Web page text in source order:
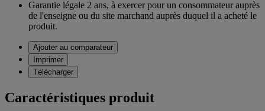
Garantie légale 2 ans, à exercer pour un consommateur auprès
de l'enseigne ou du site marchand auprès duquel il a acheté le
produit.
Ajouter au comparateur
Imprimer
Télécharger
Caractéristiques produit